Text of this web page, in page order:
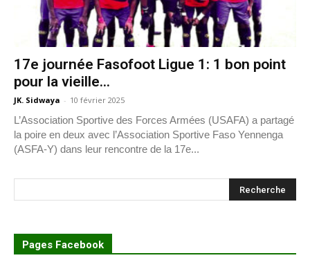
17e journée Fasofoot Ligue 1: 1 bon point
pour la vieille...
JK. Sidwaya - 10 février 2025
L’Association Sportive des Forces Armées (USAFA) a partagé
la poire en deux avec l’Association Sportive Faso Yennenga
(ASFA-Y) dans leur rencontre de la 17e...
Pages Facebook